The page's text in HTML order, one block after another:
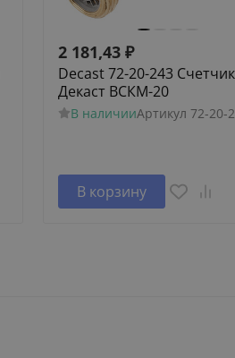
2 181,43 ₽
Decast 72-20-243
Декаст ВСКМ-20
В наличииАртикул 72-20-
В корзину